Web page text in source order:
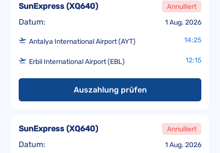
Datum: 1 Aug. 2026
SunExpress (XQ640) Annulliert
Antalya International Airport (AYT) 14:25
Erbil International Airport (EBL) 12:15
Auszahlung prüfen
Datum: 1 Aug. 2026
SunExpress (XQ640) Annulliert